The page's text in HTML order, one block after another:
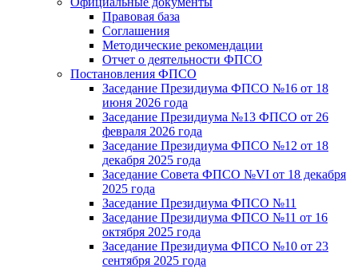
Правовая база
Соглашения
Методические рекомендации
Отчет о деятельности ФПСО
Постановления ФПСО
Заседание Президиума ФПСО №16 от 18
июня 2026 года
Заседание Президиума №13 ФПСО от 26
февраля 2026 года
Заседание Президиума ФПСО №12 от 18
декабря 2025 года
Заседание Совета ФПСО №VI от 18 декабря
2025 года
Заседание Президиума ФПСО №11
Заседание Президиума ФПСО №11 от 16
октября 2025 года
Заседание Президиума ФПСО №10 от 23
сентября 2025 года